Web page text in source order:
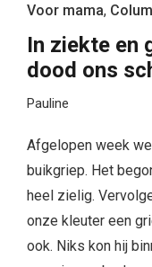
Voor mama,
In ziekte en
dood ons
Pauline
Afgelopen week
buikgriep. Het
heel zielig.
onze kleuter een
ook. Niks kon hij